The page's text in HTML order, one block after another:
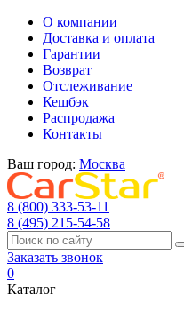
О компании
Доставка и оплата
Гарантии
Возврат
Отслеживание
Кешбэк
Распродажа
Контакты
Ваш город: Москва
8 (800) 333-53-11
8 (495) 215-54-58
Заказать звонок
0
Каталог